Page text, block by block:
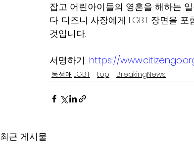
잡고 어린아이들의 영혼을 해하는
다. 디즈니 사장에게 LGBT 장면을
것입니다.
서명하기: https://
동성애,LGBT top BreakingNews
최근 게시물